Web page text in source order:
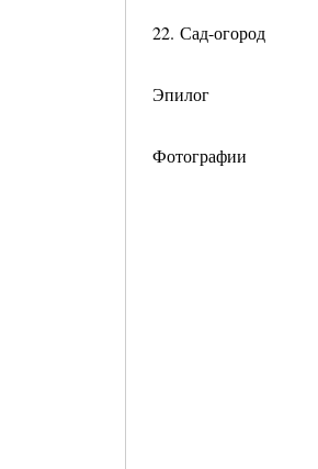
22. Сад-огород
Эпилог
Фотографии